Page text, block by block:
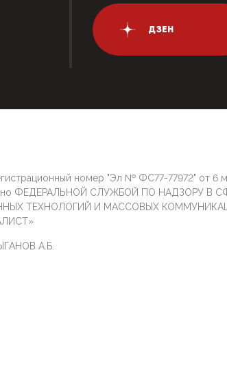
ДЗЕН
номер "Эл № ФС77-77972" от 6
ФЕДЕРАЛЬНОЙ СЛУЖБОЙ ПО НАДЗОРУ В
ТЕХНОЛОГИЙ И МАССОВЫХ
А.Б.